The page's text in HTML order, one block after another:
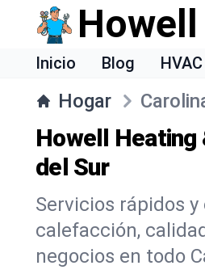
Inicio Blog
Hogar
Howell Heating
del Sur
Servicios rápidos y
calefacción,
negocios en todo